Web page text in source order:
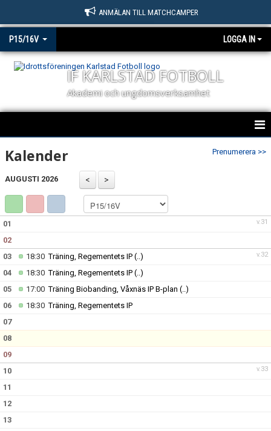
ANMÄLAN TILL MATCHCAMPER
P15/16V LOGGA IN
IF KARLSTAD FOTBOLL
Akademi och ungdomsverksamhet
P15/16V
NYHETER
MATCHER
TRUPPEN
DOKUMENT
KONTAKT
Prenumerera >>
Kalender
AUGUSTI 2026
v.31
01
02
v.32
03 18:30Träning, Regementets IP (..)
04
18:30Träning, Regementets IP (..)
05
17:00Träning Biobanding, Våxnäs IP B-plan (..)
06
18:30Träning, Regementets IP
07
08
09
v.33
10
11
12
13